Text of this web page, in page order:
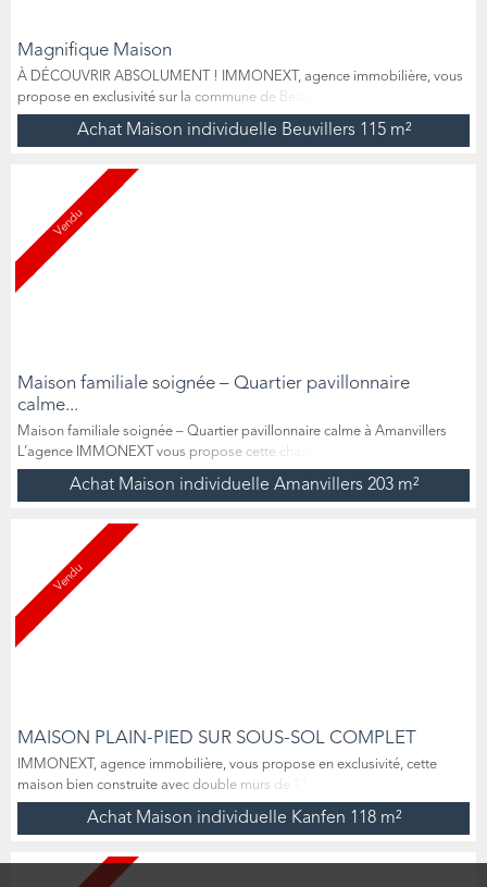
Magnifique Maison
À DÉCOUVRIR ABSOLUMENT ! IMMONEXT, agence immobilière, vous
propose en exclusivité sur la commune de Beuvillers, cette maison
lumineuse, très bien exposée de 114 m2 habitables . Edifiée sur un
spacieux terrain de 1800 m2, à seulement quelques minutes de la
commerces et autres commodités. Cette maison de qualité est...
Achat Maison individuelle Beuvillers 115 m²
Vendu
Maison familiale soignée – Quartier pavillonnaire
calme...
Maison familiale soignée – Quartier pavillonnaire calme à Amanvillers
L’agence IMMONEXT vous propose cette charmante maison
individuelle, parfaitement entretenue, offrant environ 203 m² habitables.
Idéalement située dans un quartier pavillonnaire calme et recherché, elle
trouverez, un hall d'entrée, un lumineux salon-séjour...
Achat Maison individuelle Amanvillers 203 m²
Vendu
MAISON PLAIN-PIED SUR SOUS-SOL COMPLET
IMMONEXT, agence immobilière, vous propose en exclusivité, cette
maison bien construite avec double murs de 118 m2 habitables dont
105m2 de plain-pied, composée de 4 chambres, idéalement située sur la
commune de Kanfen . Construite dans le années 1980 sur un grand
luxembourgeoise et des accès autoroutiers , elle vous offrir...
Achat Maison individuelle Kanfen 118 m²